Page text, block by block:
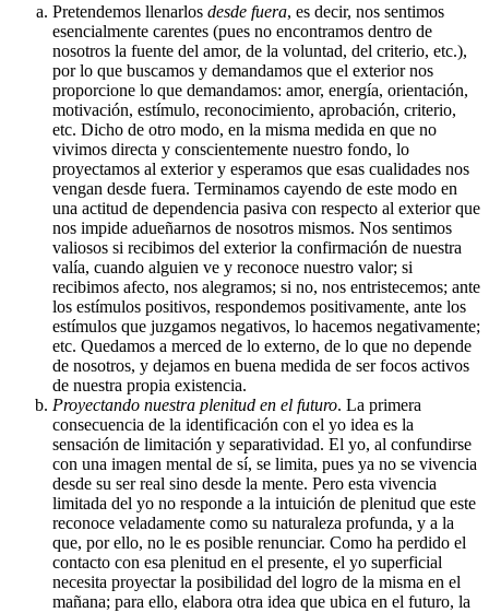
Pretendemos llenarlos desde fuera, es decir, nos sentimos
esencialmente carentes (pues no encontramos dentro de
nosotros la fuente del amor, de la voluntad, del criterio, etc.),
por lo que buscamos y demandamos que el exterior nos
proporcione lo que demandamos: amor, energía, orientación,
motivación, estímulo, reconocimiento, aprobación, criterio,
etc. Dicho de otro modo, en la misma medida en que no
vivimos directa y conscientemente nuestro fondo, lo
proyectamos al exterior y esperamos que esas cualidades nos
vengan desde fuera. Terminamos cayendo de este modo en
una actitud de dependencia pasiva con respecto al exterior que
nos impide adueñarnos de nosotros mismos. Nos sentimos
valiosos si recibimos del exterior la confirmación de nuestra
valía, cuando alguien ve y reconoce nuestro valor; si
recibimos afecto, nos alegramos; si no, nos entristecemos; ante
los estímulos positivos, respondemos positivamente, ante los
estímulos que juzgamos negativos, lo hacemos negativamente;
etc. Quedamos a merced de lo externo, de lo que no depende
de nosotros, y dejamos en buena medida de ser focos activos
de nuestra propia existencia.
Proyectando nuestra plenitud en el futuro. La primera
consecuencia de la identificación con el yo idea es la
sensación de limitación y separatividad. El yo, al confundirse
con una imagen mental de sí, se limita, pues ya no se vivencia
desde su ser real sino desde la mente. Pero esta vivencia
limitada del yo no responde a la intuición de plenitud que este
reconoce veladamente como su naturaleza profunda, y a la
que, por ello, no le es posible renunciar. Como ha perdido el
contacto con esa plenitud en el presente, el yo superficial
necesita proyectar la posibilidad del logro de la misma en el
mañana; para ello, elabora otra idea que ubica en el futuro, la